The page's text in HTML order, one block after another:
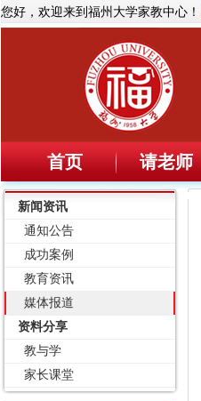
您好，欢迎来到福州大学家教中心！
首页 请老师
新闻资讯
通知公告
成功案例
教育资讯
媒体报道
资料分享
教与学
家长课堂